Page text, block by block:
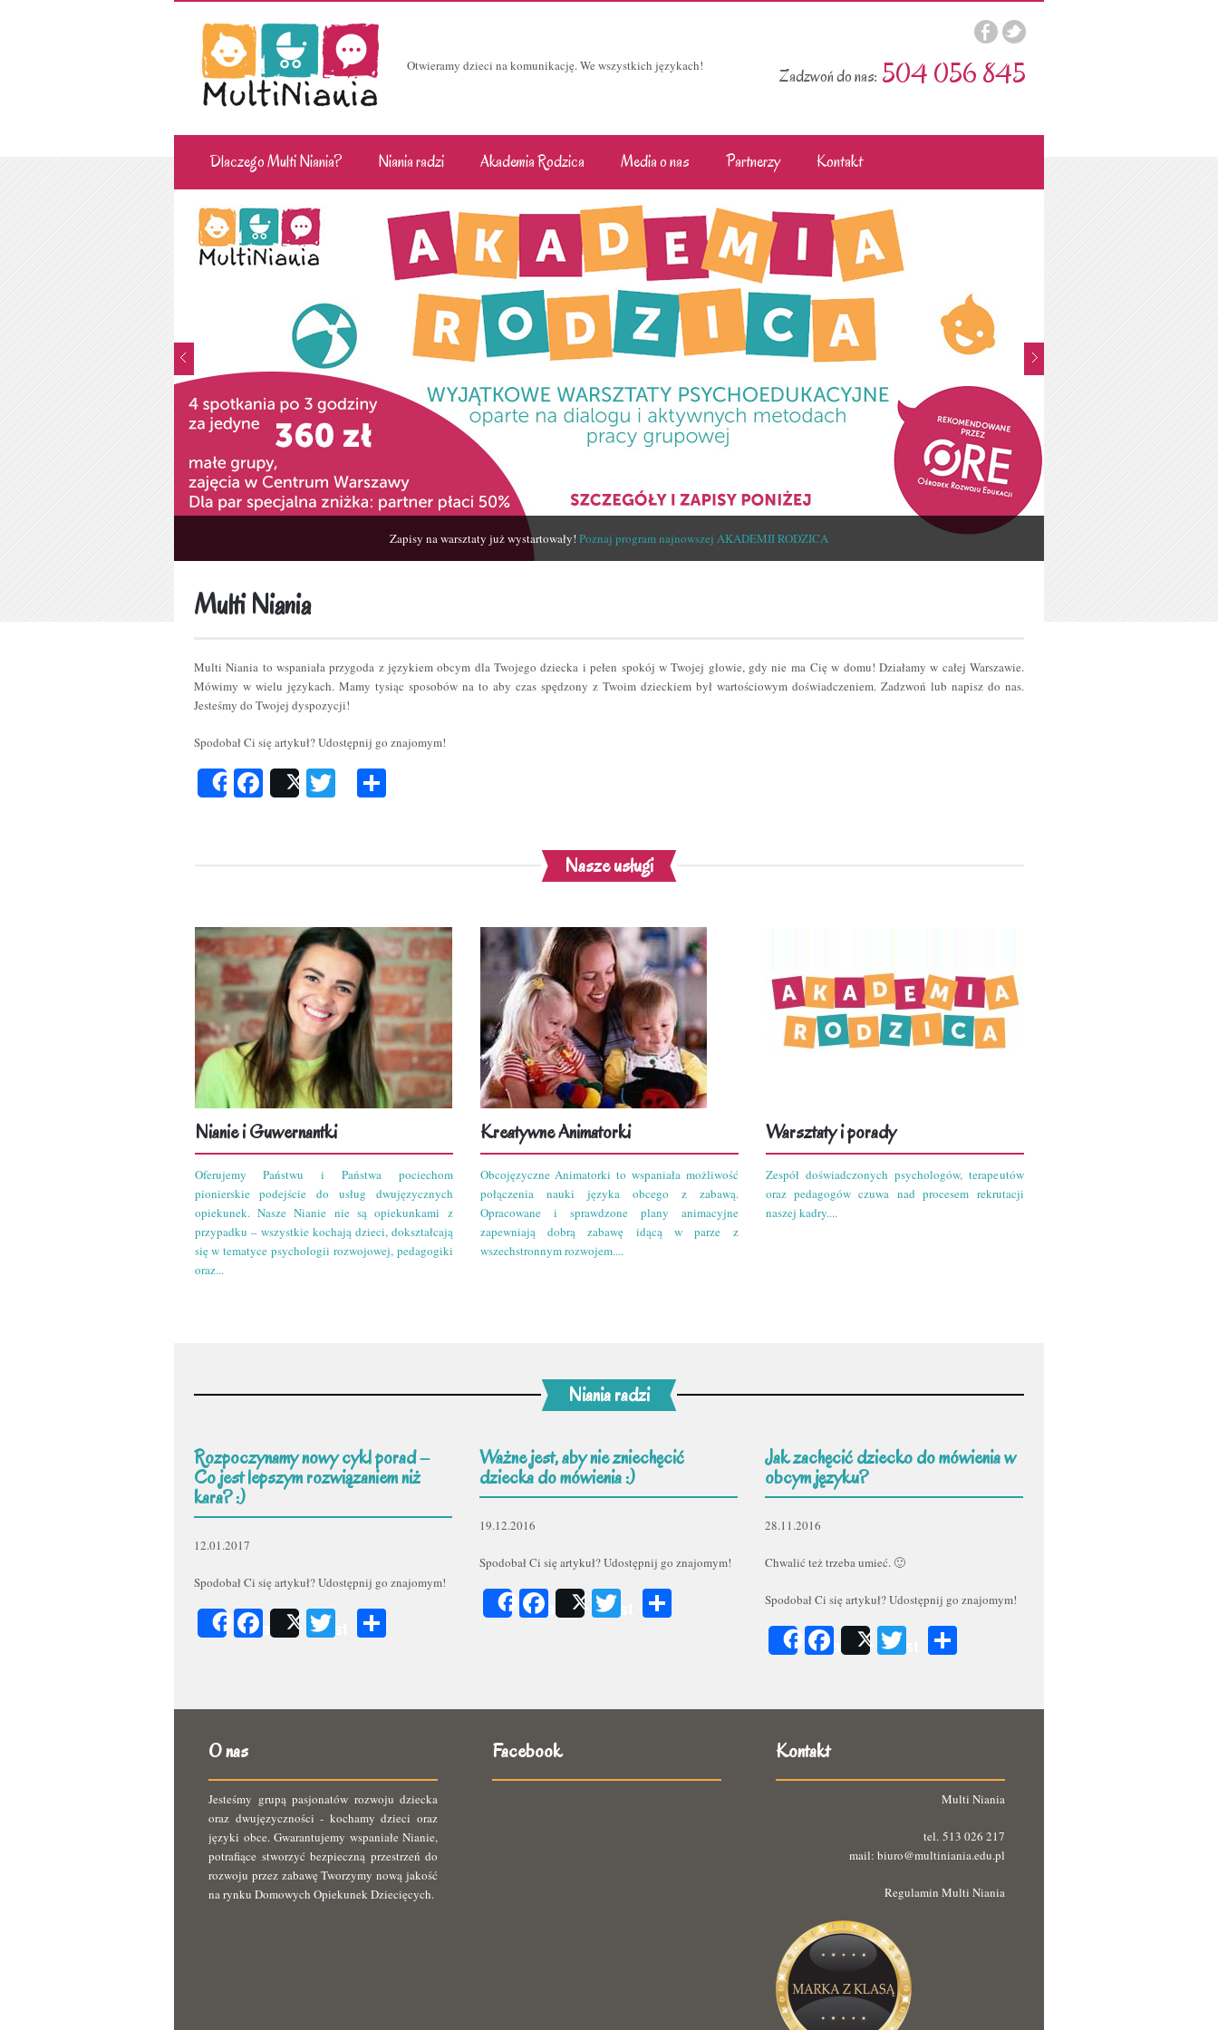
Otwieramy dzieci na komunikację. We wszystkich językach! 504 056 845
Zadzwoń do nas:
Dlaczego Multi Niania? Niania radzi Akademia Rodzica Media o nas Partnerzy Kontakt
Zapisy na warsztaty już wystartowały! Poznaj program najnowszej AKADEMII RODZICA
Multi Niania
Multi Niania to wspaniała przygoda z językiem obcym dla Twojego dziecka i pełen spokój w Twojej głowie, gdy nie ma Cię w domu! Działamy w całej Warszawie.
Mówimy w wielu językach. Mamy tysiąc sposobów na to aby czas spędzony z Twoim dzieckiem był wartościowym doświadczeniem. Zadzwoń lub napisz do nas.
Jesteśmy do Twojej dyspozycji!
Spodobał Ci się artykuł? Udostępnij go znajomym!
ShareFacebook
Post Twitter
Nasze usługi
Nianie i Guwernantki
Oferujemy Państwu i Państwa pociechom
pionierskie podejście do usług dwujęzycznych
opiekunek. Nasze Nianie nie są opiekunkami z
przypadku – wszystkie kochają dzieci, dokształcają
się w tematyce psychologii rozwojowej, pedagogiki
oraz...
Kreatywne Animatorki
Obcojęzyczne Animatorki to wspaniała możliwość
połączenia nauki języka obcego z zabawą.
Opracowane i sprawdzone plany animacyjne
zapewniają dobrą zabawę idącą w parze z
wszechstronnym rozwojem....
Warsztaty i porady
Zespół doświadczonych psychologów, terapeutów
oraz pedagogów czuwa nad procesem rekrutacji
naszej kadry....
Niania radzi
Rozpoczynamy nowy cykl porad –
Co jest lepszym rozwiązaniem niż
kara? :)
12.01.2017
Spodobał Ci się artykuł? Udostępnij go znajomym!
ShareFacebook
Post Twitter
Ważne jest, aby nie zniechęcić
dziecka do mówienia :)
19.12.2016
Spodobał Ci się artykuł? Udostępnij go znajomym!
ShareFacebook
Post Twitter
Jak zachęcić dziecko do mówienia w
obcym języku?
28.11.2016
Chwalić też trzeba umieć. 🙂
Spodobał Ci się artykuł? Udostępnij go znajomym!
ShareFacebook
Post Twitter
O nas
Jesteśmy grupą pasjonatów rozwoju dziecka
oraz dwujęzyczności - kochamy dzieci oraz
języki obce. Gwarantujemy wspaniałe Nianie,
potrafiące stworzyć bezpieczną przestrzeń do
rozwoju przez zabawę Tworzymy nową jakość
na rynku Domowych Opiekunek Dziecięcych.
Facebook Kontakt
Multi Niania
tel. 513 026 217
mail: biuro@multiniania.edu.pl
Regulamin Multi Niania